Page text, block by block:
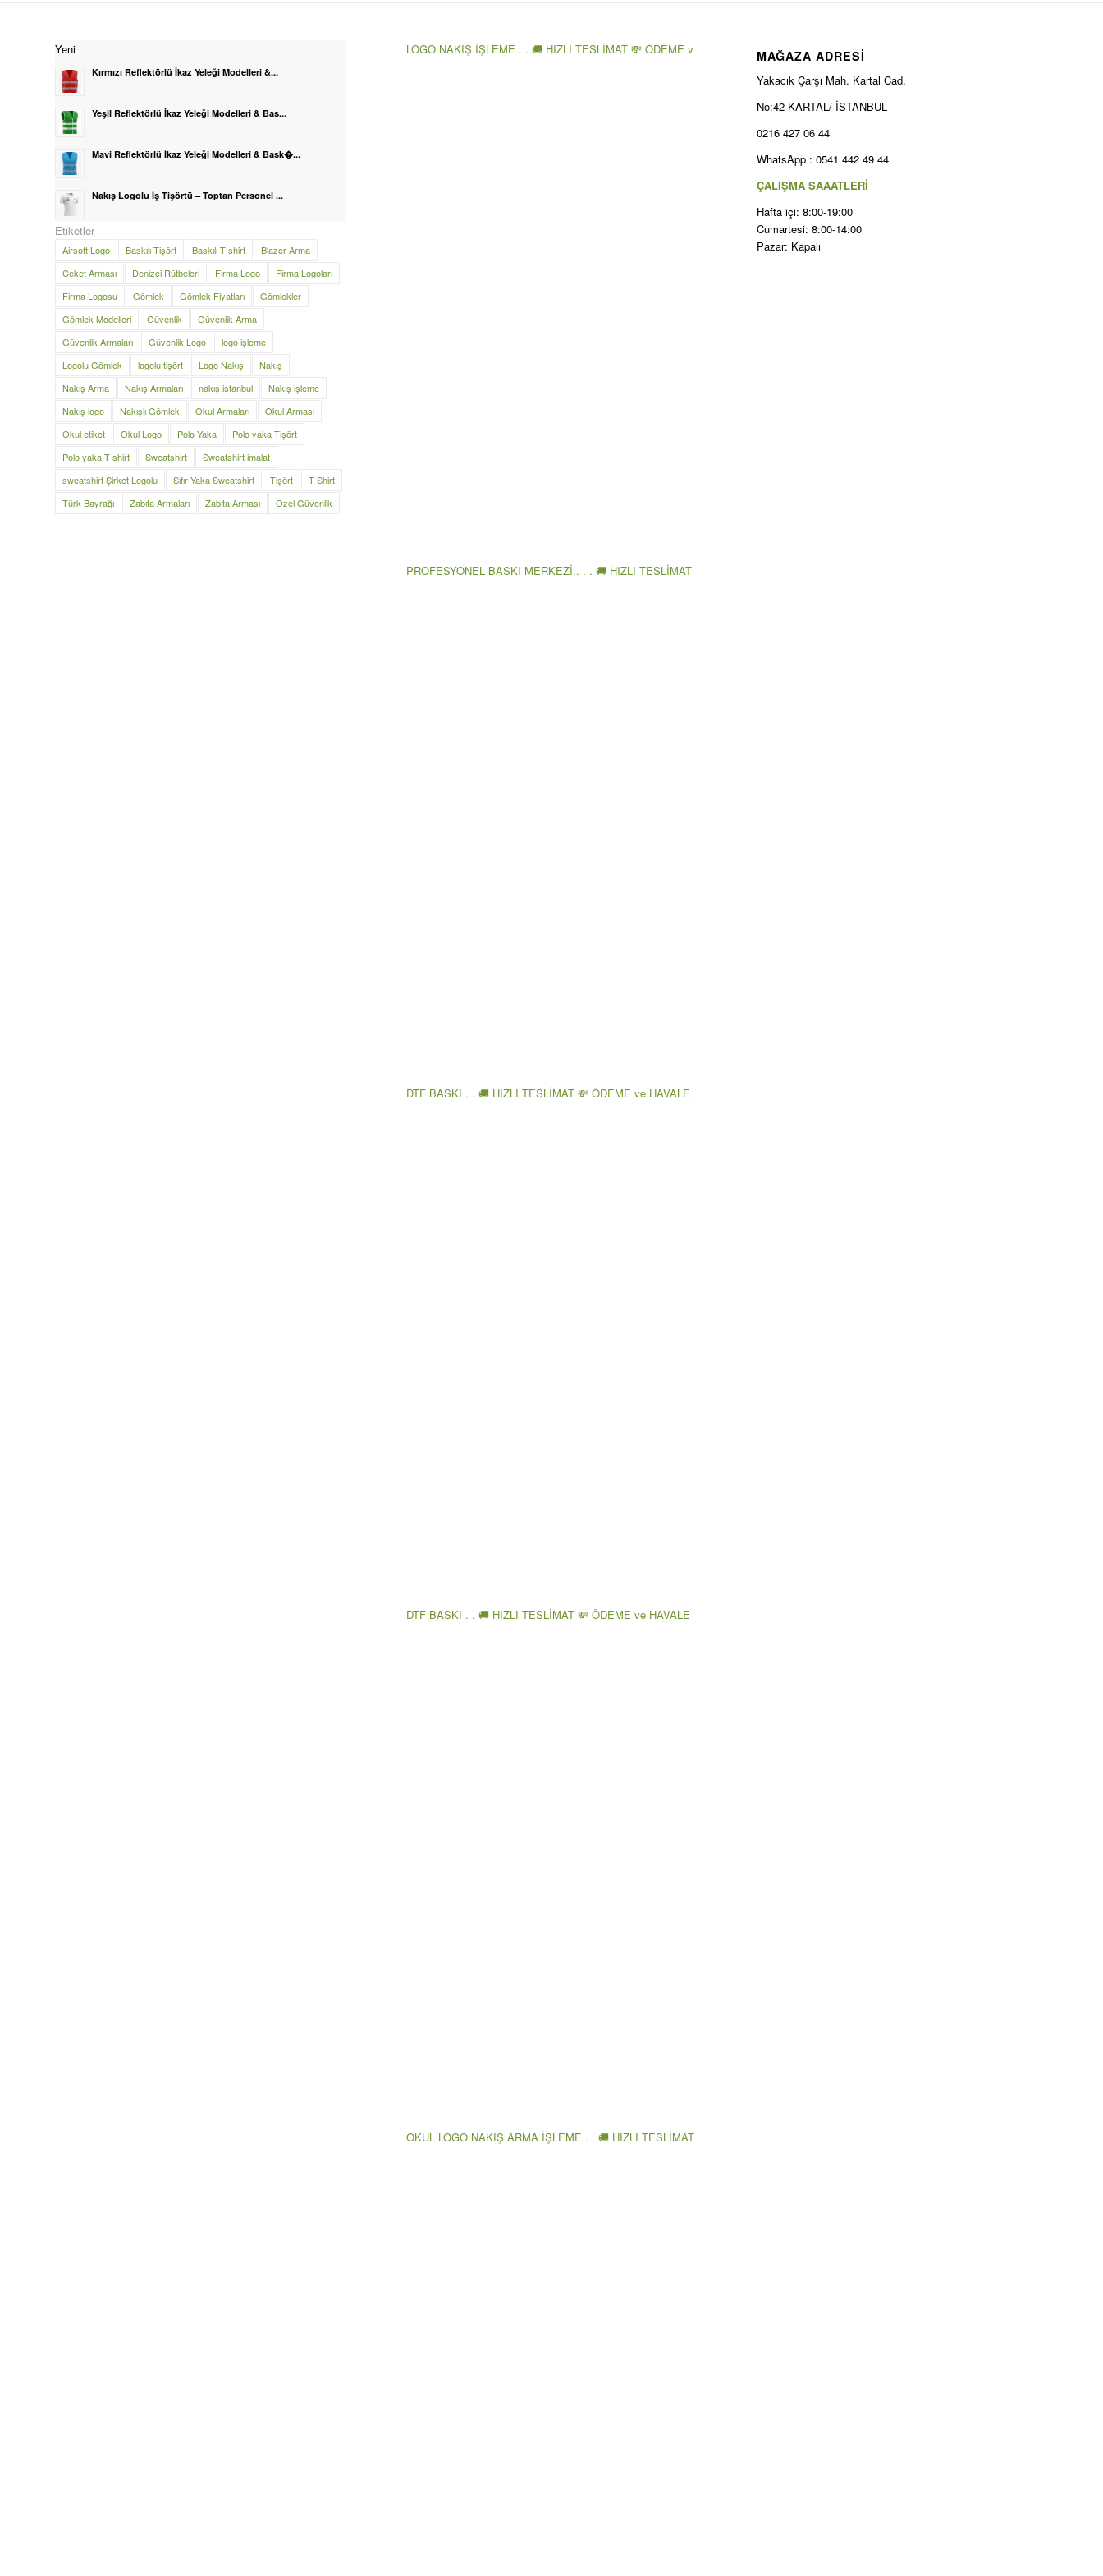
Yeni
Kırmızı Reflektörlü İkaz Yeleği Modelleri &...
Yeşil Reflektörlü İkaz Yeleği Modelleri & Bas...
Mavi Reflektörlü İkaz Yeleği Modelleri & Bask�...
Nakış Logolu İş Tişörtü – Toptan Personel ...
Etiketler
Airsoft Logo Baskılı Tişört Baskılı T shirt
Blazer Arma
Ceket Arması
Denizci Rütbeleri Firma Logo
Firma Logoları
Firma Logosu
Gömlek Gömlek Fiyatları
Gömlekler
Gömlek Modelleri
Güvenlik
Güvenlik Arma
Güvenlik Armaları
Güvenlik Logo
logo işleme
Logolu Gömlek
logolu tişört Logo Nakış
Nakış
Nakış Arma
Nakış Armaları nakış istanbul
Nakış işleme
Nakış logo
Nakışlı Gömlek Okul Armaları
Okul Arması
Okul etiket
Okul Logo Polo Yaka
Polo yaka Tişört
Polo yaka T shirt
Sweatshirt
Sweatshirt imalat
sweatshirt Şirket Logolu
Sıfır Yaka Sweatshirt Tişört
T Shirt
Türk Bayrağı
Zabıta Armaları Zabıta Arması Özel Güvenlik
LOGO NAKIŞ İŞLEME . . 🚚 HIZLI TESLİMAT 💸 ÖDEME v
PROFESYONEL BASKI MERKEZİ.. . . 🚚 HIZLI TESLİMAT
DTF BASKI . . 🚚 HIZLI TESLİMAT 💸 ÖDEME ve HAVALE
DTF BASKI . . 🚚 HIZLI TESLİMAT 💸 ÖDEME ve HAVALE
OKUL LOGO NAKIŞ ARMA İŞLEME . . 🚚 HIZLI TESLİMAT
MAĞAZA ADRESİ
Yakacık Çarşı Mah. Kartal Cad.
No:42 KARTAL/ İSTANBUL
0216 427 06 44
WhatsApp : 0541 442 49 44
ÇALIŞMA SAAATLERİ
Hafta içi: 8:00-19:00
Cumartesi: 8:00-14:00
Pazar: Kapalı